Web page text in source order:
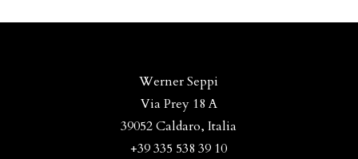
Werner Seppi
Via Prey 18 A
39052 Caldaro, Italia
+39 335 538 39 10